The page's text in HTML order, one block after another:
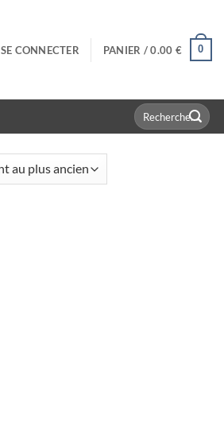
SE CONNECTER PANIER /0.00 € 0
Recherche
pour :